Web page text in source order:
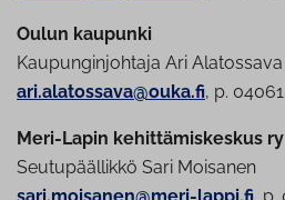
Oulun kaupunki
Kaupunginjohtaja Ari Alatossava
ari.alatossava@ouka.fi, p.
Meri-Lapin kehittämiskeskus ry
Seutupäällikkö Sari Moisanen